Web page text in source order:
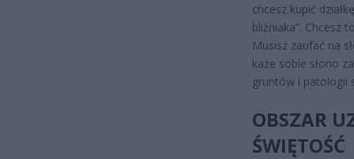
chcesz kupić
bliźniaka”. Chcesz
Musisz zaufać na
każe sobie słono
gruntów i patologii
OBSZAR
ŚWIĘTOŚĆ